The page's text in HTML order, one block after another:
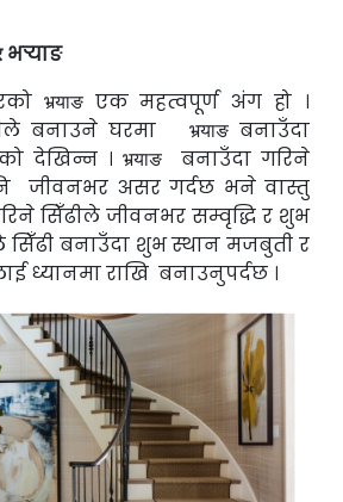
भर्‍याङ
भर्‍याङएक महत्वपूर्ण अंग हो ।
बनाउने घरमा
भर्‍याङबनाउँदा
देखिन्न । भर्‍याङ
बनाउँदा गरिने
जीवनभर असर गर्दछ भने वास्तु
सिँढीले जीवनभर सम्वृद्धि र शुभ
सिँढी बनाउँदा शुभ स्थान मजबुती र
ध्यानमा राखि बनाउनुपर्दछ ।